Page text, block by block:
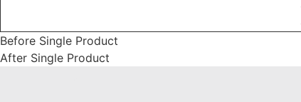
Before Single Product
After Single Product